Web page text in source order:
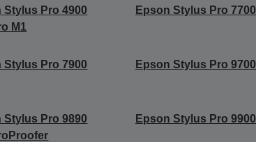
Stylus Pro 4900
M1
Epson Stylus Pro 7700
Stylus Pro 7900 Epson Stylus Pro 9700
Stylus Pro 9890
Epson Stylus Pro 9900